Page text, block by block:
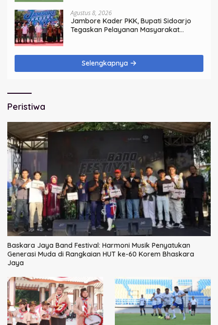
Agustus 8, 2026
Jambore Kader PKK, Bupati Sidoarjo
Tegaskan Pelayanan Masyarakat
Selengkapnya
Peristiwa
Baskara Jaya Band Festival: Harmoni Musik Penyatukan
Generasi Muda di Rangkaian HUT ke-60 Korem Bhaskara
Jaya